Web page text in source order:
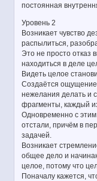
постоянная
Уровень 2
Возникает чувство
распылиться,
Это не просто отказ
находиться в деле
Видеть целое
Создаётся
нежелания делать и
фрагменты, каждый
Одновременно с
отстали, причём в
задачей.
Возникает
общее дело и
целое, потому что
Поначалу кажется,